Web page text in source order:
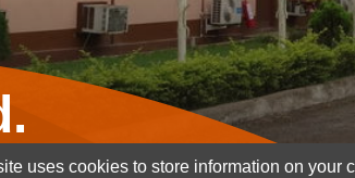
uses cookies to store information on your